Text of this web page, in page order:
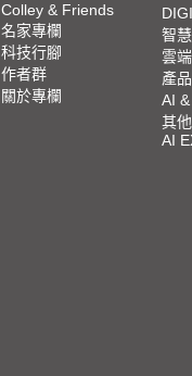
Colley & Friends
名家專欄
科技行腳
作者群
關於專欄
智
雲
產
AI
其他
AI